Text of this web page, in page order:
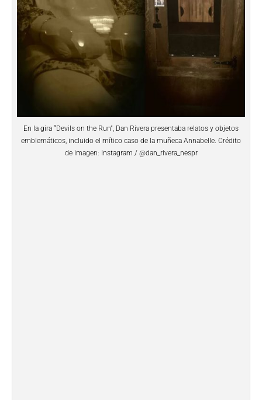
En la gira “Devils on the Run”, Dan Rivera presentaba relatos y objetos
emblemáticos, incluido el mítico caso de la muñeca Annabelle. Crédito
de imagen: Instagram / @dan_rivera_nespr